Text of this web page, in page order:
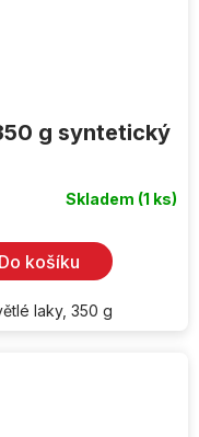
g syntetický
Skladem (1 ks)
Do košíku
laky, 350 g